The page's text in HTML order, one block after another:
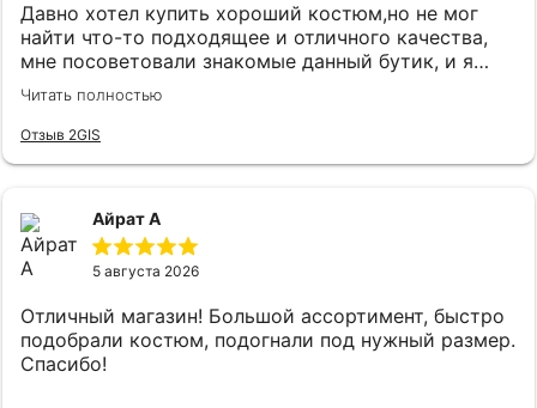
Давно хотел купить хороший костюм,но не мог
найти что-то подходящее и отличного качества,
мне посоветовали знакомые данный бутик, и я
удивился огромному выбору костюмов и при этом
качественного.Как зашел консультант Карина
встретила очень вежливо и сразу
Читать полностью
Отзыв 2GIS
Айрат А
5 августа 2026
Отличный магазин! Большой ассортимент, быстро
подобрали костюм, подогнали под нужный размер.
Спасибо!